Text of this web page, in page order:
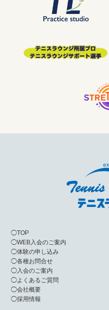
◯TOP
◯WEB入会のご案内
◯体験の申し込み
◯各種お問合せ
◯入会のご案内
◯よくあるご質問
◯会社概要
◯採用情報